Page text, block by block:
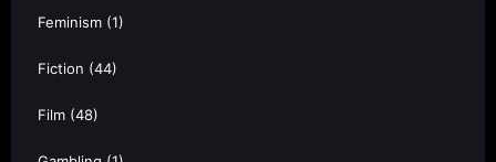
Feminism (1)
Fiction (44)
Film (48)